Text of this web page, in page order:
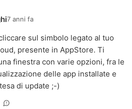
7 anni fa
sul simbolo legato al tuo
presente in AppStore. Ti
finestra con varie opzioni, fra le
delle app installate e
di update ;-)